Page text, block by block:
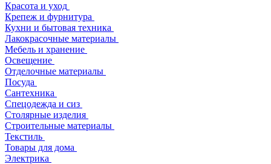
Красота и уход
Крепеж и фурнитура
Кухни и бытовая техника
Лакокрасочные материалы
Мебель и хранение
Освещение
Отделочные материалы
Посуда
Сантехника
Спецодежда и сиз
Столярные изделия
Строительные материалы
Текстиль
Товары для дома
Электрика